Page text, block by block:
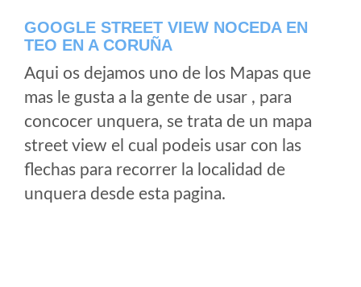
GOOGLE STREET VIEW NOCEDA EN
TEO EN A CORUÑA
Aqui os dejamos uno de los Mapas que
mas le gusta a la gente de usar , para
concocer unquera, se trata de un mapa
street view el cual podeis usar con las
flechas para recorrer la localidad de
unquera desde esta pagina.